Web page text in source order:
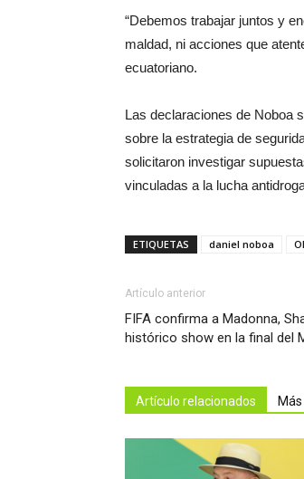
“Debemos trabajar juntos y
maldad, ni acciones que
ecuatoriano.
Las declaraciones de Noboa
sobre la estrategia de
solicitaron investigar
vinculadas a la lucha
ETIQUETAS daniel noboa
Artículo anterior
FIFA confirma a Madonna,
histórico show en la final del
Artículo relacionados